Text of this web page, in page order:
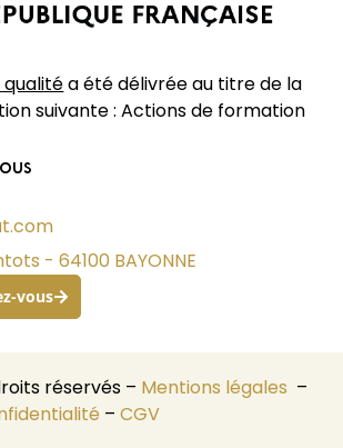
a été délivrée au titre de la
suivante : Actions de formation
- 64100 BAYONNE
vous
réservés – Mentions légales –
–CGV